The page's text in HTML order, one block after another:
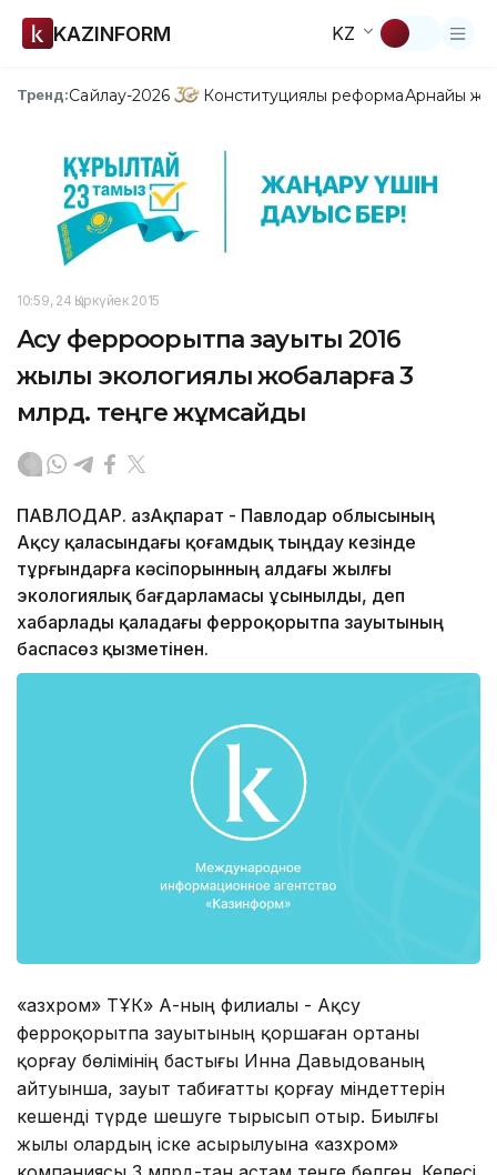
KAZINFORM KZ
Тренд:Сайлау-2026 Конституциялық реформаАрнайы
10:59, 24 Қыркүйек 2015
Ақсу ферроқорытпа зауыты 2016
жылы экологиялық жобаларға 3
млрд. теңге жұмсайды
ПАВЛОДАР. ҚазАқпарат - Павлодар облысының
Ақсу қаласындағы қоғамдық тыңдау кезінде
тұрғындарға кәсіпорынның алдағы жылғы
экологиялық бағдарламасы ұсынылды, деп
хабарлады қаладағы ферроқорытпа зауытының
баспасөз қызметінен.
«Қазхром» ТҰК» АҚ-ның филиалы - Ақсу
ферроқорытпа зауытының қоршаған ортаны
қорғау бөлімінің бастығы Инна Давыдованың
айтуынша, зауыт табиғатты қорғау міндеттерін
кешенді түрде шешуге тырысып отыр. Биылғы
жылы олардың іске асырылуына «Қазхром»